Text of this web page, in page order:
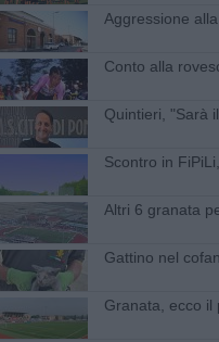
Aggressione
Conto alla
Quintieri, "Sarà
Scontro in
Altri 6 granata
Gattino nel
Granata, ecco il